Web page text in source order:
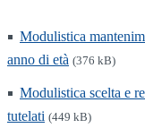
Modulistica
anno di età (376 kB)
Modulistica scelta e
tutelati (449 kB)